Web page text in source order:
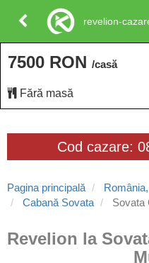
Cod cazare:
Pagina principală
Cabană Sovata
Sovata
Revelion la
7500 RON /casă
Fără masă
revelion-